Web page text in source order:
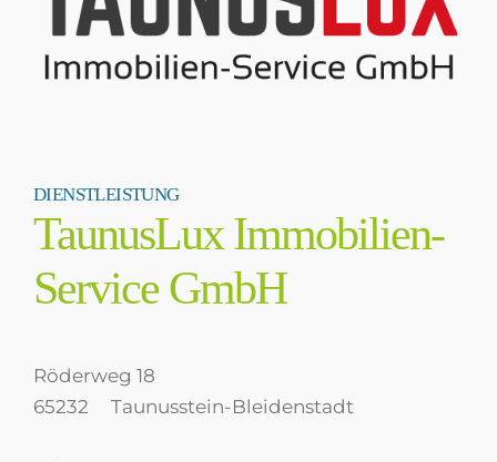
DIENSTLEISTUNG
TaunusLux Immobilien-
Service GmbH
Röderweg 18
65232
Taunusstein-Bleidenstadt